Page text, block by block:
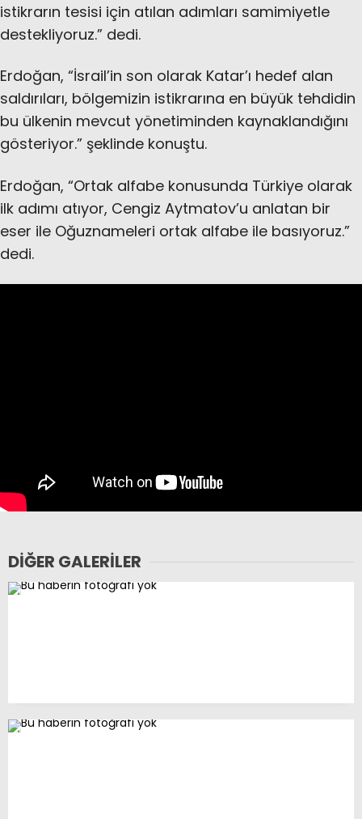
istikrarın tesisi için atılan adımları samimiyetle
destekliyoruz.” dedi.
Erdoğan, “İsrail’in son olarak Katar’ı hedef alan
saldırıları, bölgemizin istikrarına en büyük tehdidin
bu ülkenin mevcut yönetiminden kaynaklandığını
gösteriyor.” şeklinde konuştu.
Erdoğan, “Ortak alfabe konusunda Türkiye olarak
ilk adımı atıyor, Cengiz Aytmatov’u anlatan bir
eser ile Oğuznameleri ortak alfabe ile basıyoruz.”
dedi.
DIĞER GALERILER